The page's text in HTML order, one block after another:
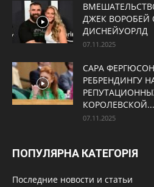
ДЖЕК ВОРОБЕЙ
ДИСНЕЙУОРЛД
07.11.2025
САРА
РЕБРЕНДИНГУ
КОРОЛЕВСКОЙ...
07.11.2025
ПОПУЛЯРНА КАТЕГОРІЯ
Последние новости и статьи